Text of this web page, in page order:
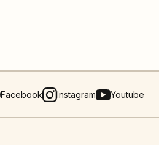
Facebook Instagram Youtube